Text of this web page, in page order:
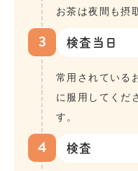
お茶は夜間も摂
3 検査当日
常用されている
に服用してくだ
す。
4 検査